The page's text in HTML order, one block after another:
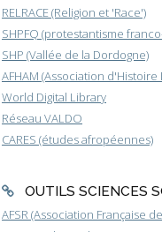
RELRACE (Religion et 'Race')
SHPFQ (protestantisme
SHP (Vallée de la Dordogne)
AFHAM (Association
World Digital Library
Réseau VALDO
CARES (études afropéennes)
OUTILS SCIENCES
AFSR (Association Française